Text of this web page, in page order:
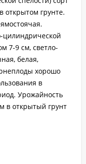
грунте.
цилиндрической
7-9 см, светло-
белая,
хорошо
в
Урожайность
в открытый грунт